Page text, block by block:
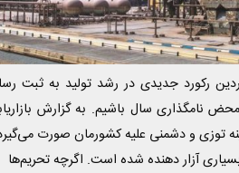
رکورد جدیدی در رشد تولید به ثبت
محض نامگذاری سال باشیم. به گزارش
توزی و دشمنی علیه کشورمان صورت
آزار دهنده شده است. اگرچه تحریم‌ها